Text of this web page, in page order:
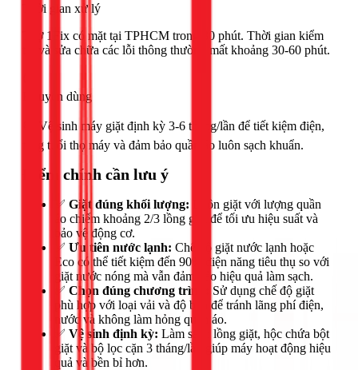
Thời gian xử lý
Thợ 1Fix có mặt tại TPHCM trong 30 phút. Thời gian kiểm
tra và sửa chữa các lỗi thông thường mất khoảng 30-60 phút.
Khuyên dùng
🟢 Vệ sinh máy giặt định kỳ 3-6 tháng/lần để tiết kiệm điện,
tăng tuổi thọ máy và đảm bảo quần áo luôn sạch khuẩn.
Điểm chính cần lưu ý
✅ Giặt đúng khối lượng: Luôn giặt với lượng quần
áo chiếm khoảng 2/3 lồng giặt để tối ưu hiệu suất và
bảo vệ động cơ.
✅ Ưu tiên nước lạnh: Chế độ giặt nước lạnh hoặc
Eco có thể tiết kiệm đến 90% điện năng tiêu thụ so với
giặt nước nóng mà vẫn đảm bảo hiệu quả làm sạch.
✅ Chọn đúng chương trình:
Sử dụng chế độ giặt
phù hợp với loại vải và độ bẩn để tránh lãng phí điện,
nước và không làm hỏng quần áo.
✅ Vệ sinh định kỳ: Làm sạch lồng giặt, hộc chứa bột
giặt và bộ lọc cặn 3 tháng/lần giúp máy hoạt động hiệu
quả và bền bỉ hơn.